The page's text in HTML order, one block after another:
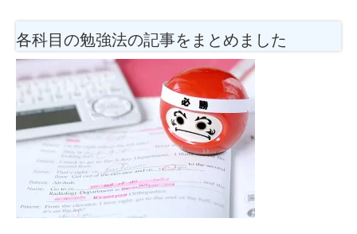
各科目の勉強法の記事をまとめました